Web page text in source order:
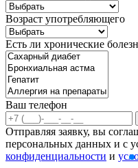
Возраст употребляющего
Есть ли хронические
Ваш телефон
Отправляя заявку, вы
персональных данных и с
конфиденциальности и